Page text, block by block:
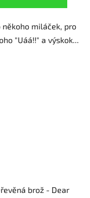
někoho miláček, pro
"Uáá!!" a výskok...
brož - Dear